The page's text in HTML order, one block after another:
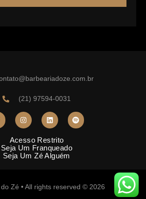
(21) 97594-0031
Acesso Restrito
Seja Um Franqueado
Seja Um Zé Alguém
Zé • All rights reserved © 2026